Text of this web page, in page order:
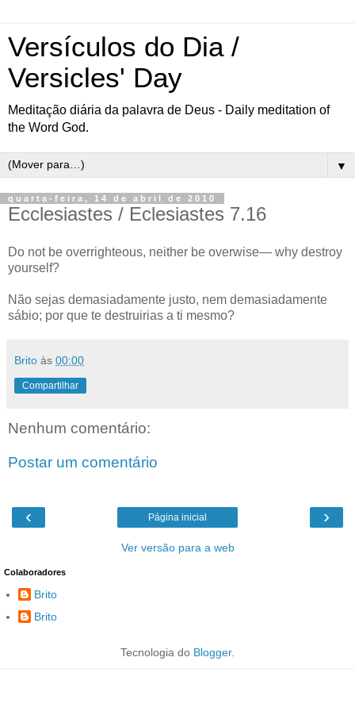
Versículos do Dia /
Versicles' Day
Meditação diária da palavra de Deus - Daily meditation of
the Word God.
▼
quarta-feira, 14 de abril de 2010
Ecclesiastes / Eclesiastes 7.16
Do not be overrighteous, neither be overwise— why destroy
yourself?
Não sejas demasiadamente justo, nem demasiadamente
sábio; por que te destruirias a ti mesmo?
Brito às 00:00
Compartilhar
Nenhum comentário:
Postar um comentário
‹ ›
Página inicial
Ver versão para a web
Colaboradores
Brito
Brito
Tecnologia do Blogger.